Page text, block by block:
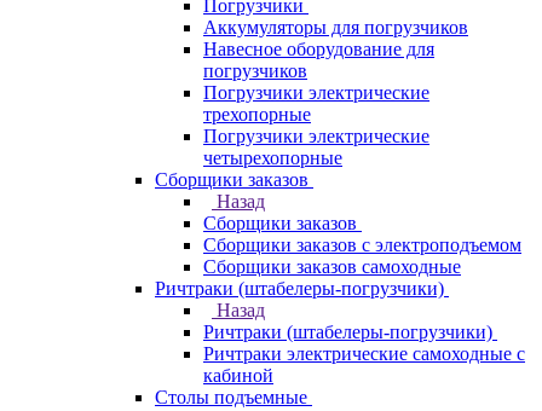
Погрузчики
Аккумуляторы для погрузчиков
Навесное оборудование для
погрузчиков
Погрузчики электрические
трехопорные
Погрузчики электрические
четырехопорные
Сборщики заказов
Назад
Сборщики заказов
Сборщики заказов с электроподъемом
Сборщики заказов самоходные
Ричтраки (штабелеры-погрузчики)
Назад
Ричтраки (штабелеры-погрузчики)
Ричтраки электрические самоходные с
кабиной
Столы подъемные